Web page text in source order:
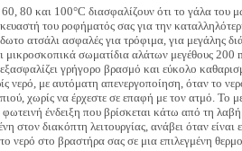
80 και 100°C διασφαλίζουν ότι το γάλα του
του ροφήματός σας για την
ατσάλι ασφαλές για τρόφιμα, για μεγάλης
σωματίδια αλάτων μεγέθους
γρήγορο βρασμό και εύκολο
με αυτόματη απενεργοποίηση, όταν το
χωρίς να έρχεστε σε επαφή με τον ατμό. Το
ένδειξη που βρίσκεται κάτω από τη
στον διακόπτη λειτουργίας, ανάβει όταν είναι
νερό στο βραστήρα σας σε μια επιλεγμένη